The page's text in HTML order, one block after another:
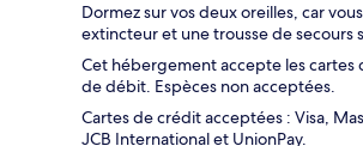
Dormez sur vos deux oreilles, car
extincteur et une trousse de secours
Cet hébergement accepte les cartes
de débit. Espèces non acceptées.
Cartes de crédit acceptées : Visa,
JCB International et UnionPay.